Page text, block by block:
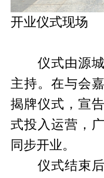
开业仪式现场
仪式由源
主持。在与会
揭牌仪式，宣
式投入运营，
同步开业。
仪式结束